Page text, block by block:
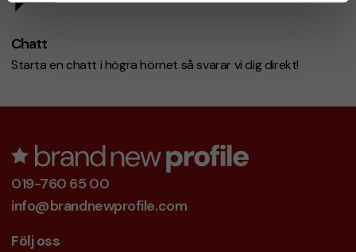
Chatt
Starta en chatt i högra hörnet så svarar vi dig direkt!
019-760 65 00
info@brandnewprofile.com
Följ oss